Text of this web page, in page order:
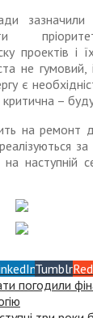
зазначили
проектів і
не гумовий,
є
критична –
на ремонт
наступній
Tumblr
погодили